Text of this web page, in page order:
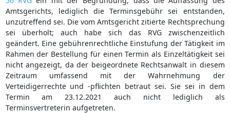
Amtsgerichts, lediglich die Terminsgebühr sei entstanden,
unzutreffend sei. Die vom Amtsgericht zitierte Rechtsprechung
sei überholt; auch habe sich das RVG zwischenzeitlich
geändert. Eine gebührenrechtliche Einstufung der Tätigkeit im
Rahmen der Bestellung für einen Termin als Einzeltätigkeit sei
nicht angezeigt, da der beigeordnete Rechtsanwalt in diesem
Zeitraum umfassend mit der Wahrnehmung der
Verteidigerrechte und -pflichten betraut sei. Sie sei in dem
Termin am 23.12.2021 auch nicht lediglich als
Terminsvertreterin aufgetreten.